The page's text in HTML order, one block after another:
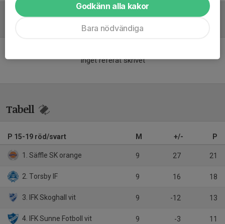
Inget referat skrivet
Tabell
P 15-19 röd/svart M +/- P
1. Säffle SK orange 9 27 21
2. Torsby IF 9 16 18
3. IFK Skoghall vit 9 -12 13
4. IFK Sunne Fotboll vit 9 -3 11
Godkänn alla kakor
Bara nödvändiga